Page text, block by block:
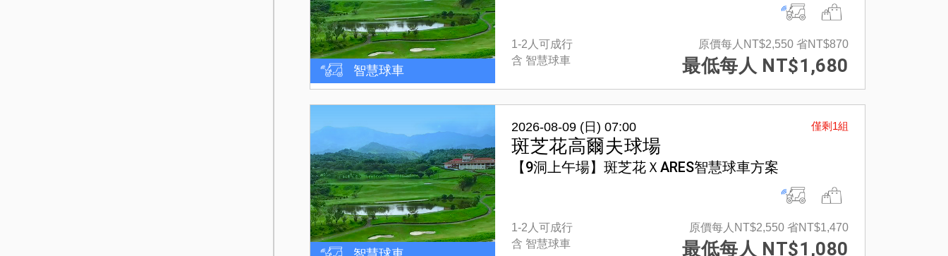
智慧球車
1-2人可成行
含 智慧球車
原價每人NT$2,550 省NT$870
最低每人 NT$1,680
僅剩1組
2026-08-09 (日) 07:00
斑芝花高爾夫球場
【9洞上午場】斑芝花ＸARES智慧球車方案
1-2人可成行
含 智慧球車
原價每人NT$2,550 省NT$1,470
最低每人 NT$1,080